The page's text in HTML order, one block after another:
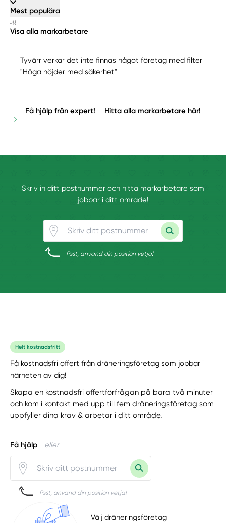
Mest populära
Visa alla markarbetare
Tyvärr verkar det inte finnas något företag med filter
"Höga höjder med säkerhet"
Få hjälp från expert! Hitta alla markarbetare här!
Skriv in ditt postnummer och hitta markarbetare som
jobbar i ditt område!
Psst, använd din position vetja!
Helt kostnadsfritt
Få kostnadsfri offert från dräneringsföretag som jobbar i
närheten av dig!
Skapa en kostnadsfri offertförfrågan på bara två minuter
och kom i kontakt med upp till fem dräneringsföretag som
uppfyller dina krav & arbetar i ditt område.
Få hjälp eller
Psst, använd din position vetja!
Välj dräneringsföretag